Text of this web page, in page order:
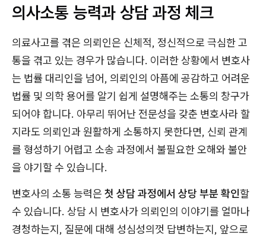
의사소통 능력과 상담 과정 체크
의료사고를 겪은 의뢰인은 신체적, 정신적으로 극심한 고
통을 겪고 있는 경우가 많습니다. 이러한 상황에서 변호사
는 법률 대리인을 넘어, 의뢰인의 아픔에 공감하고 어려운
법률 및 의학 용어를 알기 쉽게 설명해주는 소통의 창구가
되어야 합니다. 아무리 뛰어난 전문성을 갖춘 변호사라 할
지라도 의뢰인과 원활하게 소통하지 못한다면, 신뢰 관계
를 형성하기 어렵고 소송 과정에서 불필요한 오해와 불안
을 야기할 수 있습니다.
변호사의 소통 능력은 첫 상담 과정에서 상당 부분 확인할
수 있습니다. 상담 시 변호사가 의뢰인의 이야기를 얼마나
경청하는지, 질문에 대해 성심성의껏 답변하는지, 앞으로